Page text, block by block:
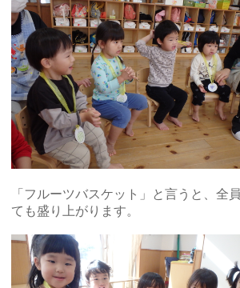
「フルーツバスケット」と言うと、全
ても盛り上がります。